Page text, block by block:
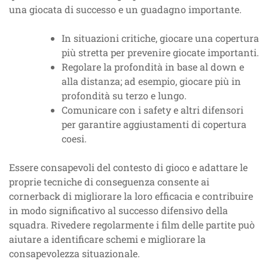
una giocata di successo e un guadagno importante.
In situazioni critiche, giocare una copertura
più stretta per prevenire giocate importanti.
Regolare la profondità in base al down e
alla distanza; ad esempio, giocare più in
profondità su terzo e lungo.
Comunicare con i safety e altri difensori
per garantire aggiustamenti di copertura
coesi.
Essere consapevoli del contesto di gioco e adattare le
proprie tecniche di conseguenza consente ai
cornerback di migliorare la loro efficacia e contribuire
in modo significativo al successo difensivo della
squadra. Rivedere regolarmente i film delle partite può
aiutare a identificare schemi e migliorare la
consapevolezza situazionale.